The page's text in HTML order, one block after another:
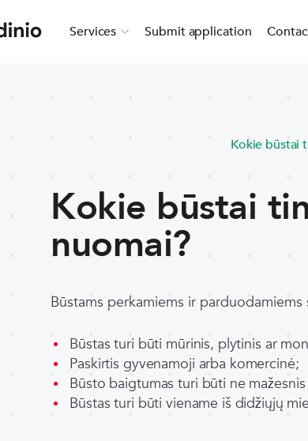
Services Submit application
Kokie būstai
Kokie būstai
nuomai?
Būstams perkamiems ir
Būstas turi būti mūrinis, plytinis ar
Paskirtis gyvenamoji arba komercinė;
Būsto baigtumas turi būti ne
Būstas turi būti viename iš didžiųjų